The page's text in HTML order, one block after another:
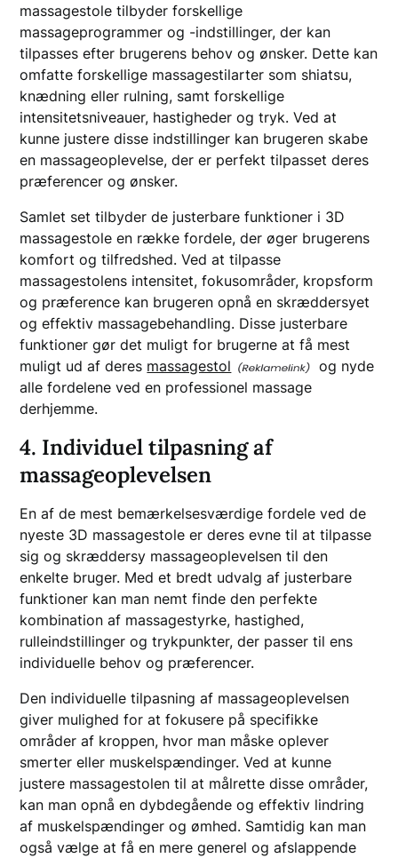
massagestole tilbyder forskellige
massageprogrammer og -indstillinger, der kan
tilpasses efter brugerens behov og ønsker. Dette kan
omfatte forskellige massagestilarter som shiatsu,
knædning eller rulning, samt forskellige
intensitetsniveauer, hastigheder og tryk. Ved at
kunne justere disse indstillinger kan brugeren skabe
en massageoplevelse, der er perfekt tilpasset deres
præferencer og ønsker.
Samlet set tilbyder de justerbare funktioner i 3D
massagestole en række fordele, der øger brugerens
komfort og tilfredshed. Ved at tilpasse
massagestolens intensitet, fokusområder, kropsform
og præference kan brugeren opnå en skræddersyet
og effektiv massagebehandling. Disse justerbare
funktioner gør det muligt for brugerne at få mest
muligt ud af deres massagestol
og nyde
alle fordelene ved en professionel massage
derhjemme.
4. Individuel tilpasning af
massageoplevelsen
En af de mest bemærkelsesværdige fordele ved de
nyeste 3D massagestole er deres evne til at tilpasse
sig og skræddersy massageoplevelsen til den
enkelte bruger. Med et bredt udvalg af justerbare
funktioner kan man nemt finde den perfekte
kombination af massagestyrke, hastighed,
rulleindstillinger og trykpunkter, der passer til ens
individuelle behov og præferencer.
Den individuelle tilpasning af massageoplevelsen
giver mulighed for at fokusere på specifikke
områder af kroppen, hvor man måske oplever
smerter eller muskelspændinger. Ved at kunne
justere massagestolen til at målrette disse områder,
kan man opnå en dybdegående og effektiv lindring
af muskelspændinger og ømhed. Samtidig kan man
også vælge at få en mere generel og afslappende